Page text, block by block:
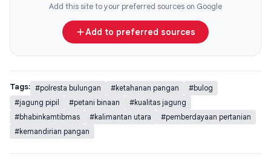
Add this site to your preferred sources on Google
Add to preferred sources
Tags: #polresta bulungan #ketahanan pangan
#bulog
#jagung pipil
#petani binaan
#kualitas jagung
#bhabinkamtibmas
#kalimantan utara
#pemberdayaan pertanian
#kemandirian pangan